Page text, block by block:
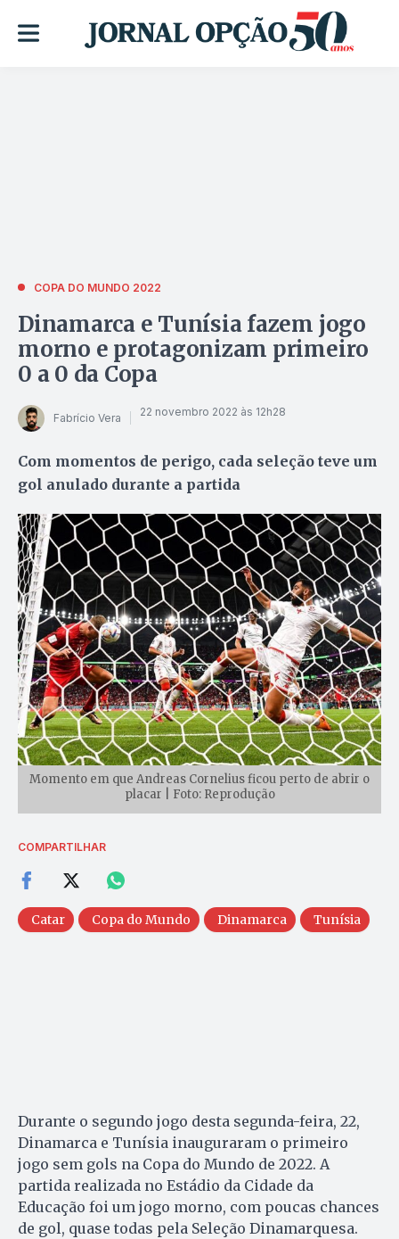
COPA DO MUNDO 2022
Dinamarca e Tunísia fazem jogo
morno e protagonizam primeiro
0 a 0 da Copa
Fabrício Vera 22 novembro 2022 às 12h28
Com momentos de perigo, cada seleção teve um
gol anulado durante a partida
Momento em que Andreas Cornelius ficou perto de abrir o
placar | Foto: Reprodução
COMPARTILHAR
Catar Copa do Mundo Dinamarca Tunísia
Durante o segundo jogo desta segunda-feira, 22,
Dinamarca e Tunísia inauguraram o primeiro
jogo sem gols na Copa do Mundo de 2022. A
partida realizada no Estádio da Cidade da
Educação foi um jogo morno, com poucas chances
de gol, quase todas pela Seleção Dinamarquesa.